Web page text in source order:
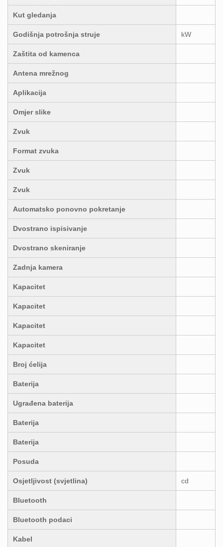
Kut gledanja
Godišnja potrošnja struje kW
Zaštita od kamenca
Antena mrežnog
Aplikacija
Omjer slike
Zvuk
Format zvuka
Zvuk
Zvuk
Automatsko ponovno pokretanje
Dvostrano ispisivanje
Dvostrano skeniranje
Zadnja kamera
Kapacitet
Kapacitet
Kapacitet
Kapacitet
Broj ćelija
Baterija
Ugrađena baterija
Baterija
Baterija
Posuda
Osjetljivost (svjetlina) cd
Bluetooth
Bluetooth podaci
Kabel